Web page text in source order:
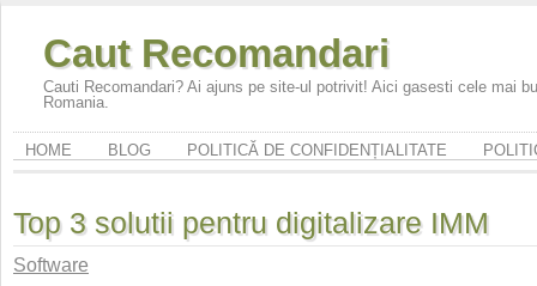
Caut Recomandari
Cauti Recomandari? Ai ajuns pe site-ul potrivit! Aici gasesti cele mai
Romania.
HOME BLOG POLITICĂ DE CONFIDENȚIALITATE
Top 3 solutii pentru digitalizare IMM
Software